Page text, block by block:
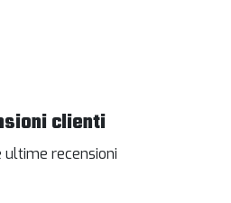
clienti
ultime recensioni